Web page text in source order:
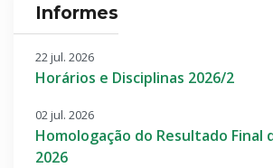
Informes
22 jul. 2026
Horários e Disciplinas 2026/2
02 jul. 2026
Homologação do Resultado Final
2026